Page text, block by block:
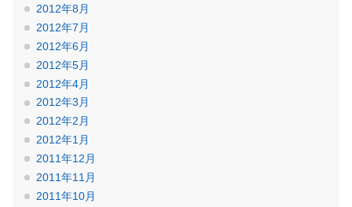
2012年8月
2012年7月
2012年6月
2012年5月
2012年4月
2012年3月
2012年2月
2012年1月
2011年12月
2011年11月
2011年10月